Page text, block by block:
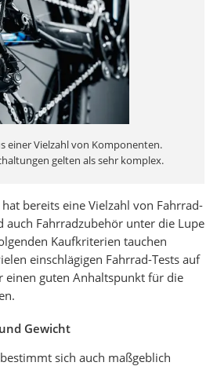
einer Vielzahl von Komponenten.
gelten als sehr komplex.
bereits eine Vielzahl von Fahrrad-
auch Fahrradzubehör unter die Lupe
Kaufkriterien tauchen
einschlägigen Fahrrad-Tests auf
einen guten Anhaltspunkt für die
Gewicht
sich auch maßgeblich